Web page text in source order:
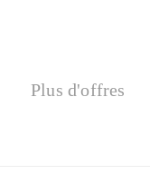
Plus d'offres